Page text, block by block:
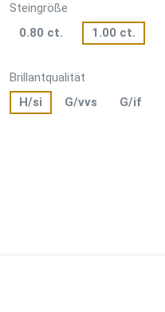
Steingröße
0.80 ct.
1.00 ct.
Brillantqualität
H/si
G/vvs G/if